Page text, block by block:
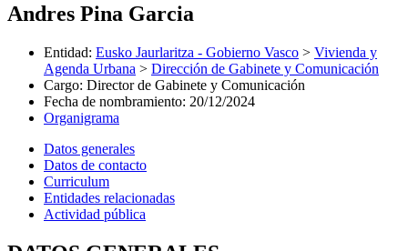
Andres Pina Garcia
Entidad: Eusko Jaurlaritza - Gobierno Vasco > Vivienda y
Agenda Urbana > Dirección de Gabinete y Comunicación
Cargo: Director de Gabinete y Comunicación
Fecha de nombramiento: 20/12/2024
Organigrama
Datos generales
Datos de contacto
Curriculum
Entidades relacionadas
Actividad pública